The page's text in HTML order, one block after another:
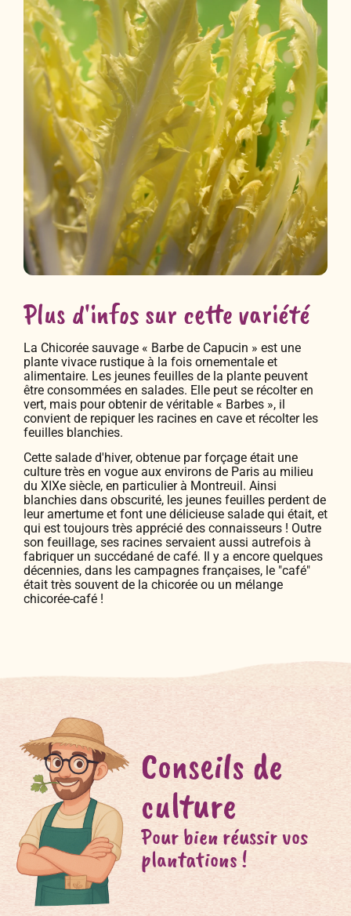
Plus d'infos sur cette variété
La Chicorée sauvage « Barbe de Capucin » est une
plante vivace rustique à la fois ornementale et
alimentaire. Les jeunes feuilles de la plante peuvent
être consommées en salades. Elle peut se récolter en
vert, mais pour obtenir de véritable « Barbes », il
convient de repiquer les racines en cave et récolter les
feuilles blanchies.
Cette salade d'hiver, obtenue par forçage était une
culture très en vogue aux environs de Paris au milieu
du XIXe siècle, en particulier à Montreuil. Ainsi
blanchies dans obscurité, les jeunes feuilles perdent de
leur amertume et font une délicieuse salade qui était, et
qui est toujours très apprécié des connaisseurs ! Outre
son feuillage, ses racines servaient aussi autrefois à
fabriquer un succédané de café. Il y a encore quelques
décennies, dans les campagnes françaises, le "café"
était très souvent de la chicorée ou un mélange
chicorée-café !
Conseils de
culture
Pour bien réussir vos
plantations !